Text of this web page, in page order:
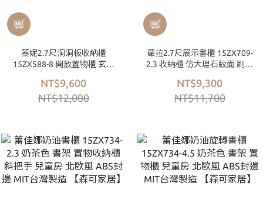
蓁妮2.7尺洞洞板收納櫃
15ZX588-8 開放置物櫃 玄關
歐風 MIT台灣製造【森可家
居】
NT$9,600
NT$12,000
蘿拉2.7尺展示書櫃 15ZX709-
2.3 收納櫃 仿大理石紋面 刷白
造 【森可家居】
NT$9,300
NT$11,700